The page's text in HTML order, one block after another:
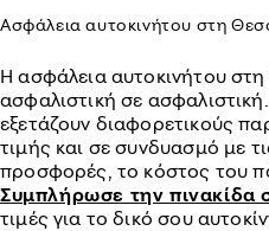
Ασφάλεια αυτοκινήτου στη
Η ασφάλεια αυτοκινήτου
ασφαλιστική σε
εξετάζουν διαφορετικούς
τιμής και σε συνδυασμό με
προσφορές, το κόστος του
Συμπλήρωσε την πινακίδα
τιμές για το δικό σου